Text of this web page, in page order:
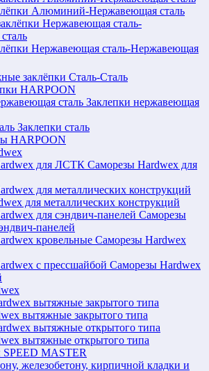
Алюминий-Нержавеющая сталь
Нержавеющая сталь-Нержавеющая
заклёпки Сталь-Сталь
HARPOON
Заклепки нержавеющая
Заклепки сталь
HARPOON
Саморезы Hardwex для
для металлических конструкций
Саморезы
панелей
Саморезы Hardwex
Саморезы Hardwex
вытяжные закрытого типа
вытяжные открытого типа
SPEED MASTER